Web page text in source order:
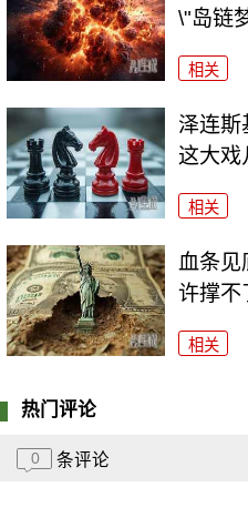
\"岛链
相关
泽连斯
这大戏
相关
血条
许撑不
相关
热门评论
0 条评论